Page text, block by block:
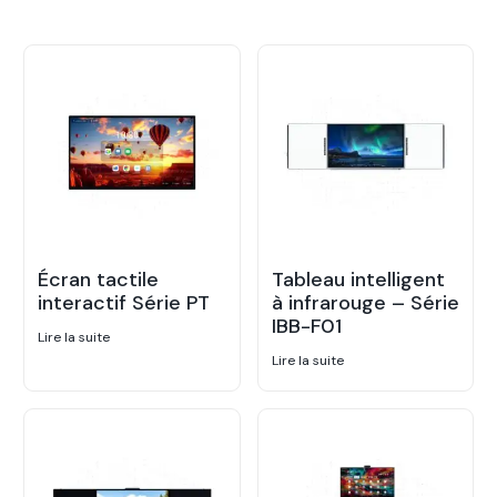
Écran tactile
interactif Série PT
Lire la suite
Tableau intelligent
à infrarouge – Série
IBB-F01
Lire la suite